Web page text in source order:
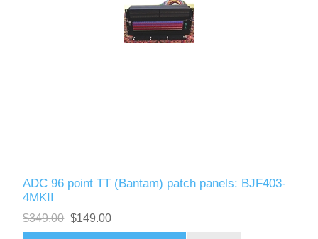
ADC 96 point TT (Bantam) patch panels: BJF403-
4MKII
$349.00 $149.00